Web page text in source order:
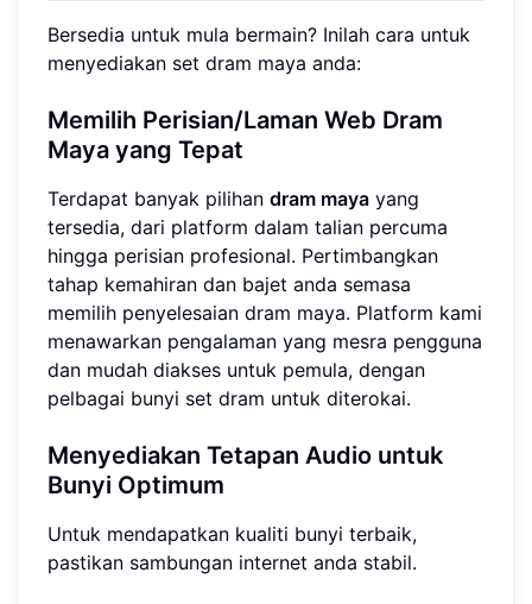
Bersedia untuk mula bermain? Inilah cara untuk
menyediakan set dram maya anda:
Memilih Perisian/Laman Web Dram
Maya yang Tepat
Terdapat banyak pilihan dram maya yang
tersedia, dari platform dalam talian percuma
hingga perisian profesional. Pertimbangkan
tahap kemahiran dan bajet anda semasa
memilih penyelesaian dram maya. Platform kami
menawarkan pengalaman yang mesra pengguna
dan mudah diakses untuk pemula, dengan
pelbagai bunyi set dram untuk diterokai.
Menyediakan Tetapan Audio untuk
Bunyi Optimum
Untuk mendapatkan kualiti bunyi terbaik,
pastikan sambungan internet anda stabil.